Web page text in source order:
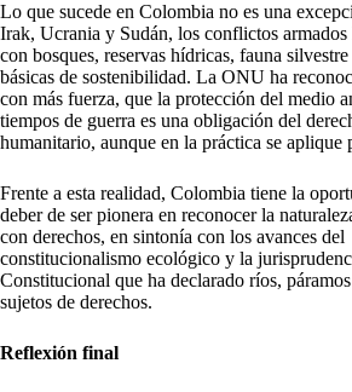
Lo que sucede en Colombia no es una
Irak, Ucrania y Sudán, los conflictos armados
con bosques, reservas hídricas, fauna
básicas de sostenibilidad. La ONU ha
con más fuerza, que la protección del medio
tiempos de guerra es una obligación del
humanitario, aunque en la práctica se aplique
Frente a esta realidad, Colombia tiene la
deber de ser pionera en reconocer la
con derechos, en sintonía con los avances del
constitucionalismo ecológico y la
Constitucional que ha declarado ríos,
sujetos de derechos.
Reflexión final